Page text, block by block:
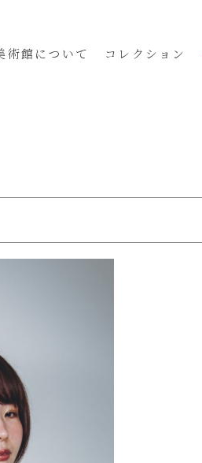
術館について コレクション